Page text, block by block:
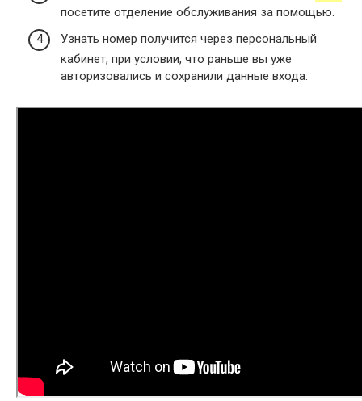
посетите отделение обслуживания за помощью.
Узнать номер получится через персональный
кабинет, при условии, что раньше вы уже
авторизовались и сохранили данные входа.